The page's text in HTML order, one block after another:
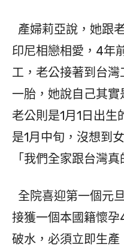
產婦莉亞說，她跟
印尼相戀相愛，4年
工，老公接著到台
一胎，她說自己其實
老公則是1月1日出生
是1月中旬，沒想到
「我們全家跟台灣真
全院喜迎第一個元
接獲一個本國籍懷
破水，必須立即生